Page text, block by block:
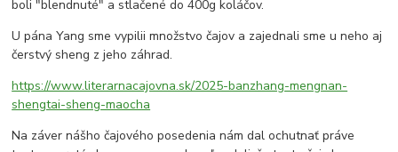
boli "blendnuté" a stlačené do 400g koláčov.
U pána Yang sme vypilii množstvo čajov a zajednali sme u neho aj
čerstvý sheng z jeho záhrad.
https://www.literarnacajovna.sk/2025-banzhang-mengnan-
shengtai-sheng-maocha
Na záver nášho čajového posedenia nám dal ochutnať práve